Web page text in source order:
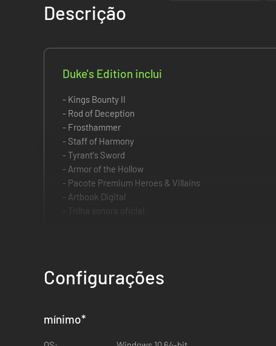
Descrição
Duke's Edition inclui
- Kings Bounty II
- Rod of Deception
- Frosthammer
- Staff of Harmony
- Tyrant's Sword
- Armor of the Hollow
- Pacote Premium Heroes & Villains
- Artbook Digital
- Trilha sonora oficial
Configurações
mínimo*